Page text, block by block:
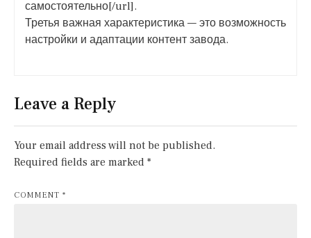
самостоятельно[/url].
Третья важная характеристика — это возможность
настройки и адаптации контент завода.
Leave a Reply
Your email address will not be published.
Required fields are marked *
COMMENT *